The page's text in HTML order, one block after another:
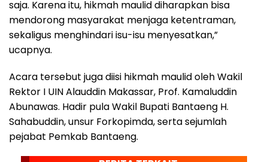
saja. Karena itu, hikmah maulid diharapkan bisa
mendorong masyarakat menjaga ketentraman,
sekaligus menghindari isu-isu menyesatkan,”
ucapnya.
Acara tersebut juga diisi hikmah maulid oleh Wakil
Rektor I UIN Alauddin Makassar, Prof. Kamaluddin
Abunawas. Hadir pula Wakil Bupati Bantaeng H.
Sahabuddin, unsur Forkopimda, serta sejumlah
pejabat Pemkab Bantaeng.